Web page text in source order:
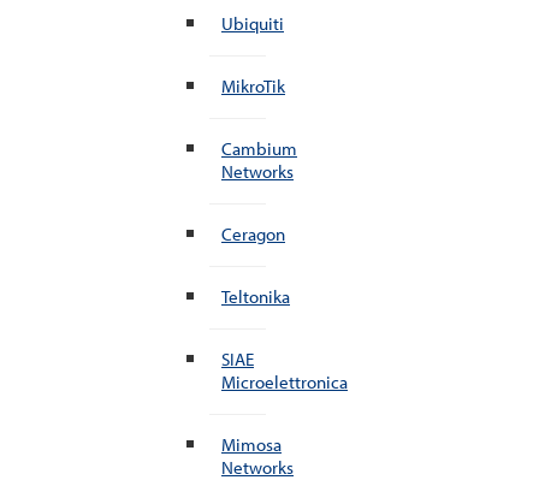
Ubiquiti
MikroTik
Cambium
Networks
Ceragon
Teltonika
SIAE
Microelettronica
Mimosa
Networks